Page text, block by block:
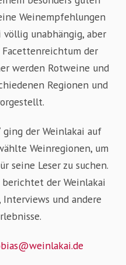
Weinempfehlungen
unabhängig, aber
der
werden Rotweine und
Regionen und
ging der Weinlakai auf
Weinregionen, um
seine Leser zu suchen.
der Weinlakai
Interviews und andere